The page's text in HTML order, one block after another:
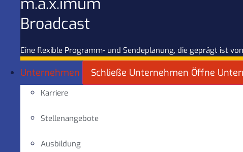
m.a.x.imum
Broadcast
Eine flexible Programm- und Sendeplanung, die geprägt ist
Unternehmen Schließe Unternehmen Öffne
Karriere
Stellenangebote
Ausbildung